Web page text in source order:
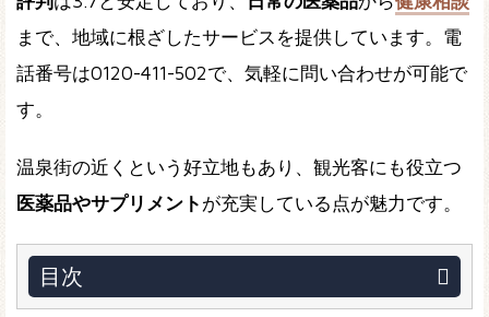
まで、地域に根ざしたサービスを提供しています。電
話番号は0120-411-502で、気軽に問い合わせが可能で
す。
温泉街の近くという好立地もあり、観光客にも役立つ
医薬品やサプリメント が充実している点が魅力です。
目次